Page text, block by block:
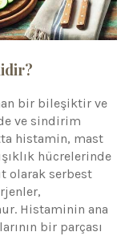
bir bileşiktir ve
ve sindirim
histamin, mast
hücrelerinde
olarak serbest
Histaminin ana
bir parçası